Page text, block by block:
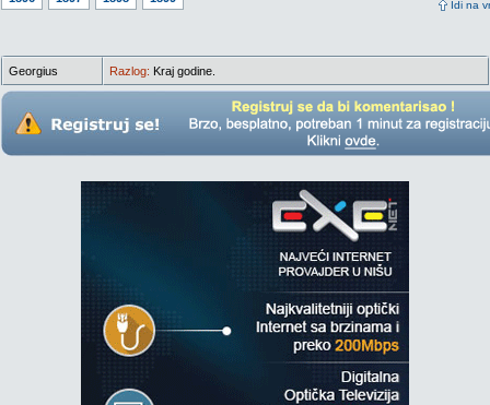
Idi na
Georgius Razlog: Kraj godine.